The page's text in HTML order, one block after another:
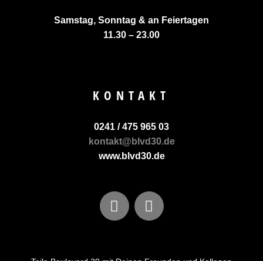
Samstag, Sonntag & an Feiertagen
11.30 – 23.00
KONTAKT
0241 / 475 965 03
kontakt@blvd30.de
www.blvd30.de
F
a
b
I
n
a